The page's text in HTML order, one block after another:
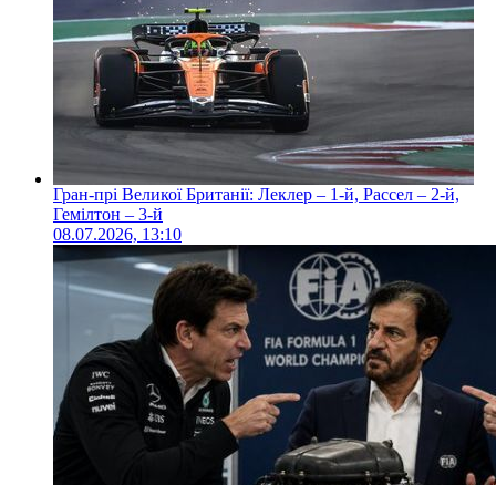
Гран-прі Великої Британії: Леклер – 1-й, Рассел – 2-й,
Гемілтон – 3-й
08.07.2026, 13:10